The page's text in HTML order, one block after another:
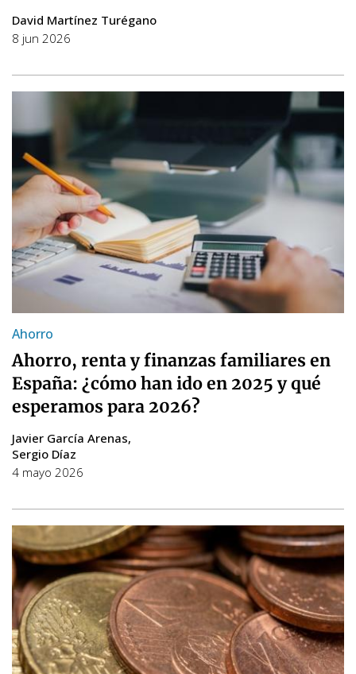
David Martínez Turégano
8 jun 2026
Ahorro
Ahorro, renta y finanzas familiares en
España: ¿cómo han ido en 2025 y qué
esperamos para 2026?
Javier García Arenas
Sergio Díaz
4 mayo 2026